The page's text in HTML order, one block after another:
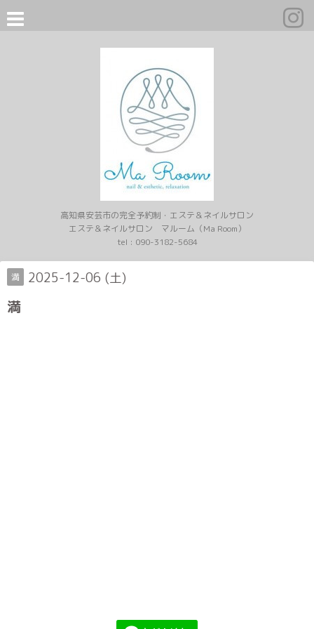
高知県安芸市の完全予約制・エステ＆ネイルサロン
エステ＆ネイルサロン マルーム（Ma Room）
tel : 090-3182-5684
満 2025-12-06 (土)
満